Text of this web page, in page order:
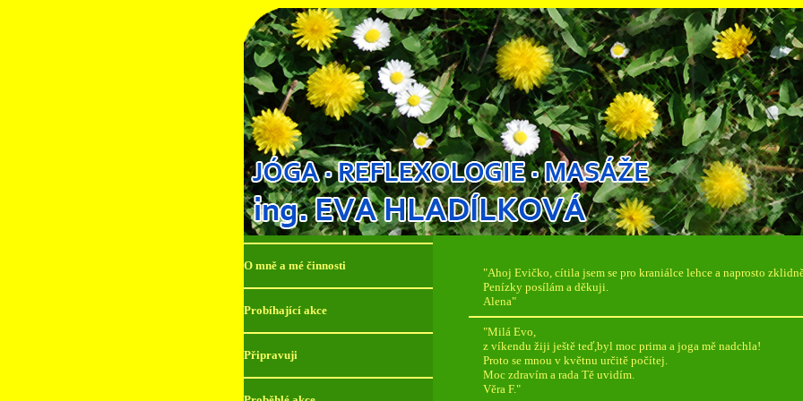
O mně a mé činnosti
Probíhající akce
Připravuji
"Ahoj Evičko, cítila jsem se pro kraniálce lehce a naprosto
Penízky posílám a děkuji.
Alena"
"Milá Evo,
z víkendu žiji ještě teď,byl moc prima a joga mě nadchla!
Proto se mnou v květnu určitě počítej.
Moc zdravím a rada Tě uvidím.
Věra F."